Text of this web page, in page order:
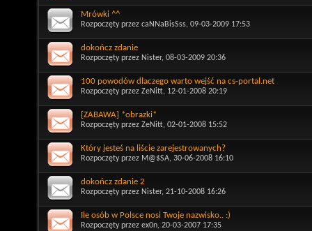
Mrówki ^^
Rozpoczęty przez caNNaBisSss, 09-03-2009 17:53
dokończ zdanie
Rozpoczęty przez Nister, 08-03-2009 20:36
100 powodów dlaczego warto wejść na cs-portal.net
Rozpoczęty przez ZeNitt, 12-01-2008 20:19
[ZABAWA] *obrazki*
Rozpoczęty przez ZeNitt, 02-01-2008 15:52
Który jesteś na liście zarejestrowanych?
Rozpoczęty przez M@$SA, 30-06-2008 16:10
dokończ zdanie 2
Rozpoczęty przez Nister, 21-10-2008 16:26
Ile osób w Polsce nosi Twoje nazwisko.. :)
Rozpoczęty przez ex0n, 20-03-2007 17:35